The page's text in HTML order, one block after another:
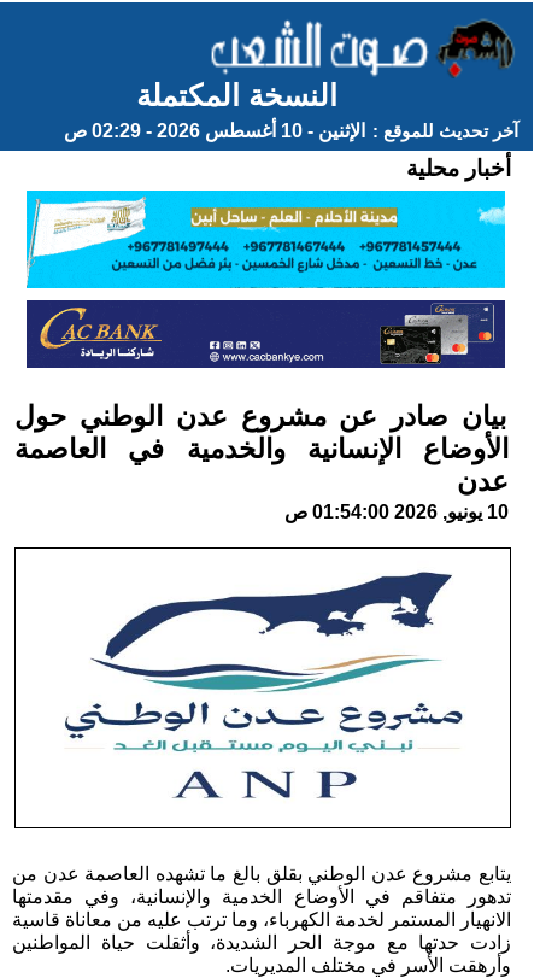
النسخة المكتملة
آخر تحديث للموقع : الإثنين - 10 أغسطس 2026 - 02:29 ص
أخبار محلية
بيان صادر عن مشروع عدن الوطني حول
الأوضاع الإنسانية والخدمية في العاصمة
عدن
10 يونيو, 2026 01:54:00 ص
يتابع مشروع عدن الوطني بقلق بالغ ما تشهده العاصمة عدن من
تدهور متفاقم في الأوضاع الخدمية والإنسانية، وفي مقدمتها
الانهيار المستمر لخدمة الكهرباء، وما ترتب عليه من معاناة قاسية
زادت حدتها مع موجة الحر الشديدة، وأثقلت حياة المواطنين
وأرهقت الأسر في مختلف المديريات.